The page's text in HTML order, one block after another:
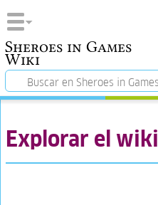
Sheroes in Games
Wiki
Explorar el wiki